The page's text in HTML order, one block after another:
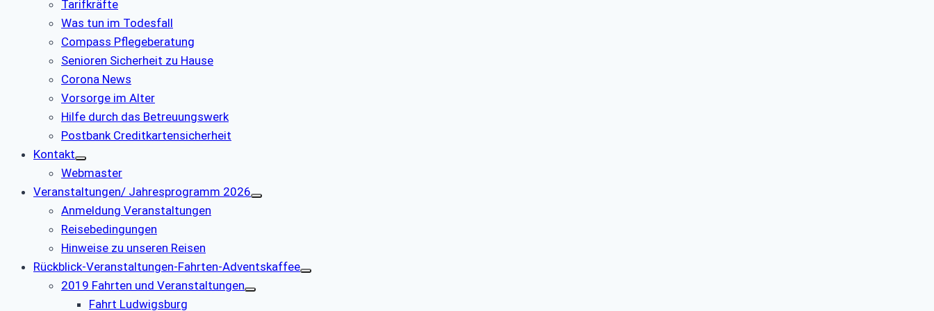
Tarifkräfte
Was tun im Todesfall
Compass Pflegeberatung
Senioren Sicherheit zu Hause
Corona News
Vorsorge im Alter
Hilfe durch das Betreuungswerk
Postbank Creditkartensicherheit
Kontakt
Webmaster
Veranstaltungen/ Jahresprogramm 2026
Anmeldung Veranstaltungen
Reisebedingungen
Hinweise zu unseren Reisen
Rückblick-Veranstaltungen-Fahrten-Adventskaffee
2019 Fahrten und Veranstaltungen
Fahrt Ludwigsburg